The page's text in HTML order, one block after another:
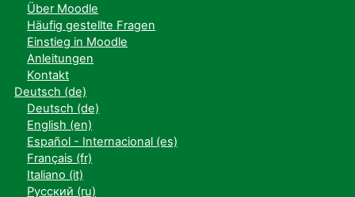
Über Moodle
Häufig gestellte Fragen
Einstieg in Moodle
Anleitungen
Kontakt
Deutsch ‎(de)‎
Deutsch ‎(de)‎
English ‎(en)‎
Español - Internacional ‎(es)‎
Français ‎(fr)‎
Italiano ‎(it)‎
Русский ‎(ru)‎